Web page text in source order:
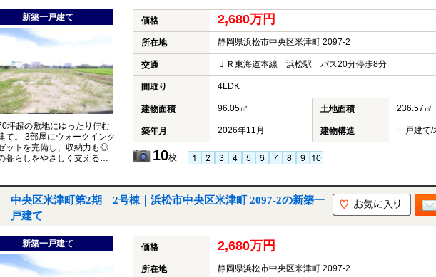
新築一戸建て
坪超の敷地にゆったり佇む
て。 3部屋にウォークインク
ットを完備し、収納力も◎
暮らしをやさしく支える一
価格 2,680万円
所在地 静岡県浜松市中央区米津町 2097-2
交通 ＪＲ東海道本線 浜松駅 バス20分停歩8分
間取り 4LDK
建物面積 96.05㎡ 土地面積 236.57㎡
築年月 2026年11月 建物構造 一戸建て/
10枚
中央区米津町第2期 2号棟｜浜松市中央区米津町 2097-2の新築一
戸建て
新築一戸建て 価格 2,680万円
所在地 静岡県浜松市中央区米津町 2097-2